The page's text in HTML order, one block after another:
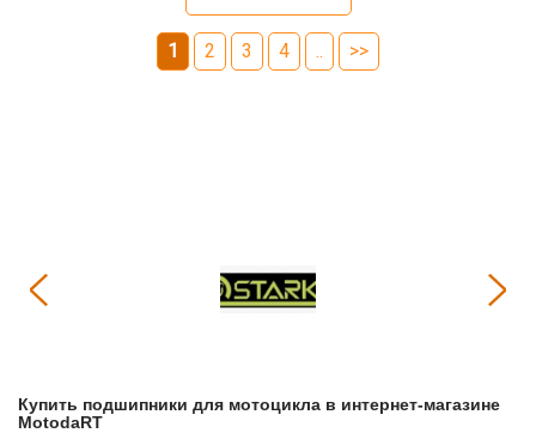
1 2 3 4 .. >>
Купить Подшипники для мотоцикла в интернет-магазине
МоtodaRT